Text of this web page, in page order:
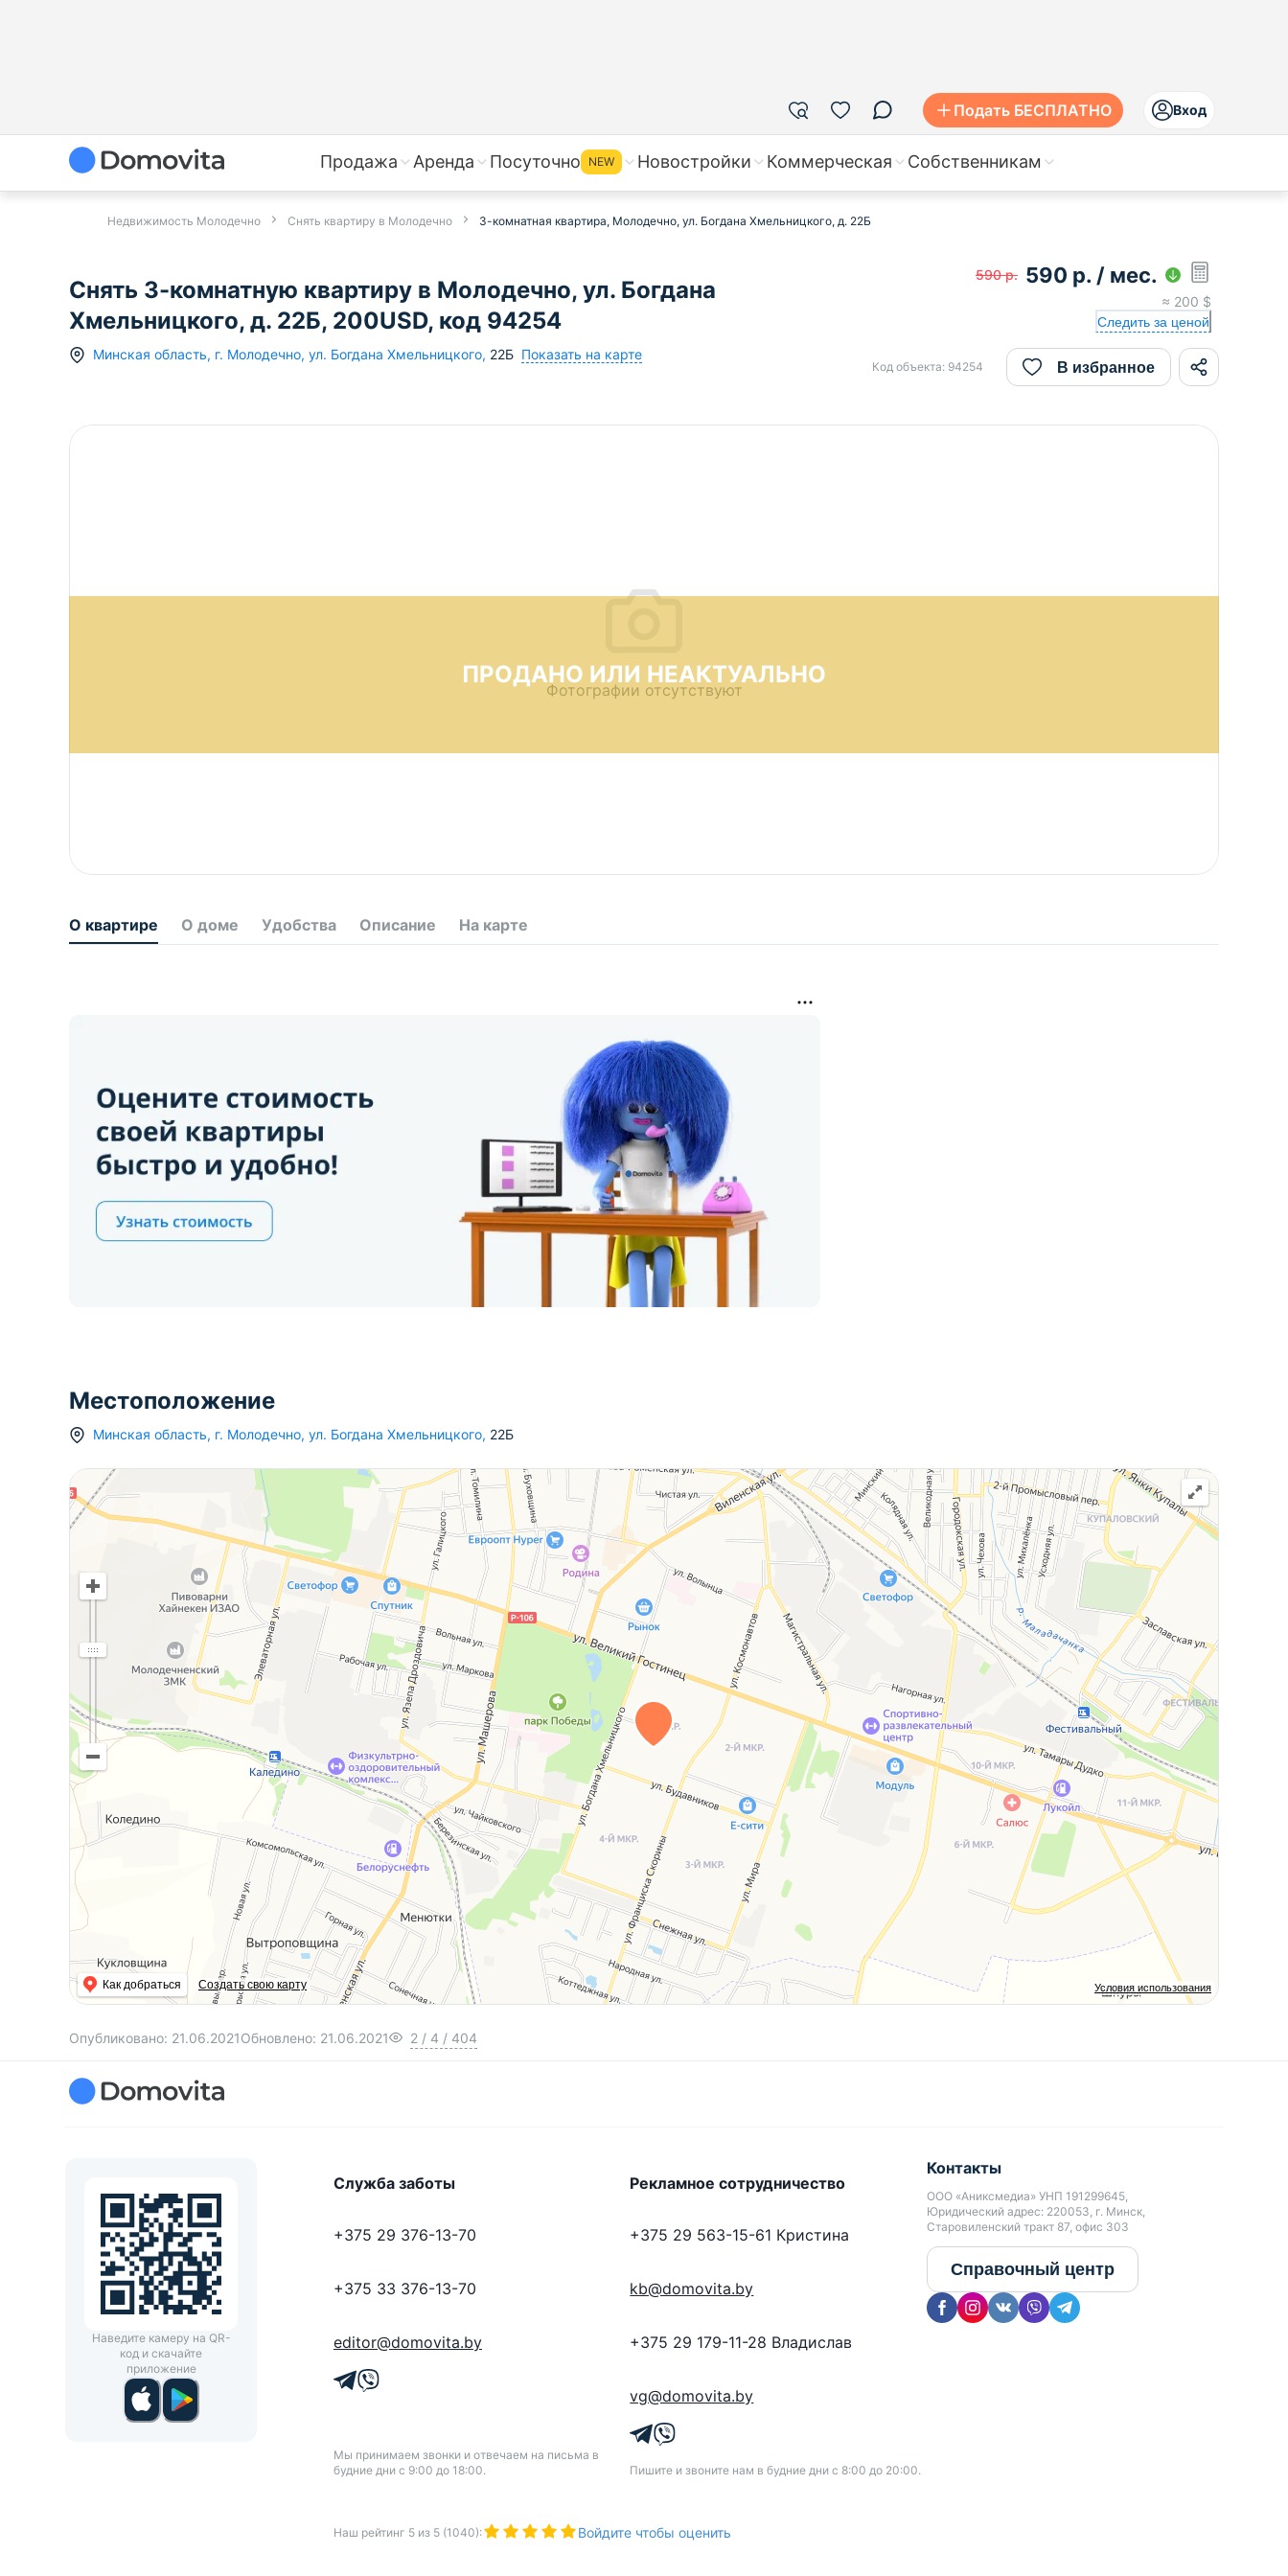
Подать БЕСПЛАТНО Вход
Продажа Аренда Посуточно NEW Новостройки Коммерческая Собственникам
Недвижимость Молодечно Снять квартиру в Молодечно 3-комнатная квартира, Молодечно, ул. Богдана Хмельницкого, д. 22Б
Снять 3-комнатную квартиру в Молодечно, ул. Богдана
Хмельницкого, д. 22Б, 200USD, код 94254
Минская область, г. Молодечно, ул. Богдана Хмельницкого, 22Б Показать на карте
590 р. 590 р. / мес.
≈ 200 $
Следить за ценой
Код объекта: 94254 В избранное
ПРОДАНО ИЛИ НЕАКТУАЛЬНО
Фотографии отсутствуют
О квартире О доме Удобства Описание На карте
Местоположение
Минская область, г. Молодечно, ул. Богдана Хмельницкого, 22Б
Условия использования
Как добраться Создать свою карту
Опубликовано: 21.06.2021Обновлено: 21.06.2021 2 / 4 / 404
Наведите камеру на QR-
код и скачайте
приложение
Служба заботы
+375 29 376-13-70
+375 33 376-13-70
editor@domovita.by
Мы принимаем звонки и отвечаем на письма в
будние дни с 9:00 до 18:00.
Рекламное сотрудничество
+375 29 563-15-61 Кристина
kb@domovita.by
+375 29 179-11-28 Владислав
vg@domovita.by
Пишите и звоните нам в будние дни с 8:00 до 20:00.
Контакты
ООО «Аниксмедиа» УНП 191299645,
Юридический адрес: 220053, г. Минск,
Старовиленский тракт 87, офис 303
Справочный центр
Наш рейтинг 5 из 5 (1040): Войдите чтобы оценить